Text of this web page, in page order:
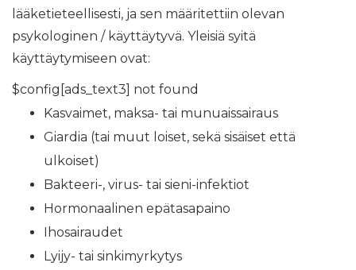
lääketieteellisesti, ja sen määritettiin olevan
psykologinen / käyttäytyvä. Yleisiä syitä
käyttäytymiseen ovat:
$config[ads_text3] not found
Kasvaimet, maksa- tai munuaissairaus
Giardia (tai muut loiset, sekä sisäiset että
ulkoiset)
Bakteeri-, virus- tai sieni-infektiot
Hormonaalinen epätasapaino
Ihosairaudet
Lyijy- tai sinkimyrkytys